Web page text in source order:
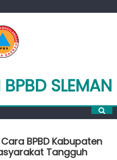
BPBD SLEMAN
BPBD Kabupaten
Tangguh